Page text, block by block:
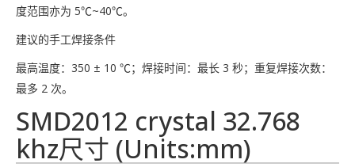
度范围亦为 5℃~40℃。
建议的手工焊接条件
最高温度：350 ± 10 ℃；焊接时间：最长 3 秒；重复焊接次数：
最多 2 次。
SMD2012 crystal 32.768
khz尺寸 (Units:mm)